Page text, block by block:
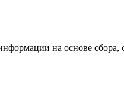
на основе сбора,